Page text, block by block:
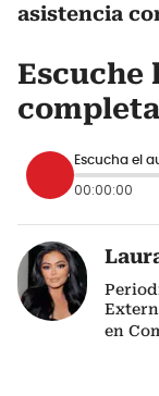
asistencia
Escuche
Escucha el
00:00:00
en